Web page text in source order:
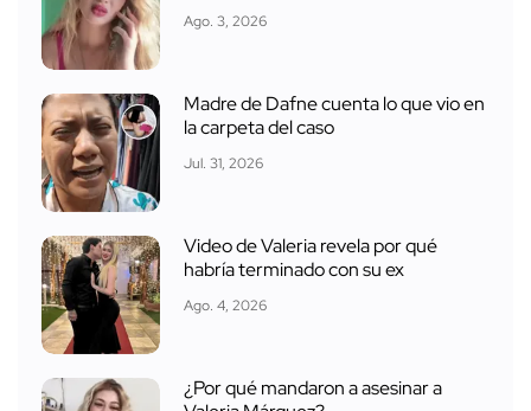
Ago. 3, 2026
Madre de Dafne cuenta lo que vio en
la carpeta del caso
Jul. 31, 2026
Video de Valeria revela por qué
habría terminado con su ex
Ago. 4, 2026
¿Por qué mandaron a asesinar a